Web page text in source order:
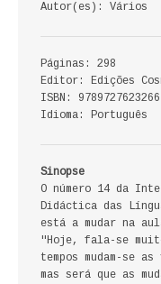
ANÁLISE DA ACÇÃO
COLEÇÃO PONTO E
HISTÓRIA DE
PRÉ-HISTÓRIA
LITERATURA
Autor(es): Vários
Páginas: 298
Editor: Edições
ISBN: 9789727623266
Idioma: Português
Sinopse
O número 14 da
Didáctica das
está a mudar na
"Hoje, fala-se muito
tempos mudam-se
mas será que as